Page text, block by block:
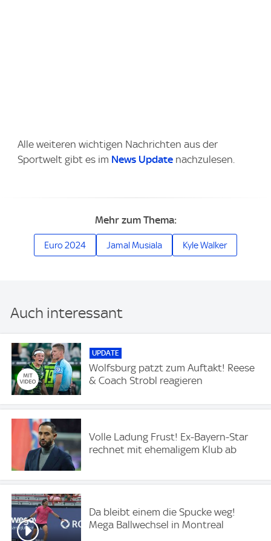
Alle weiteren wichtigen Nachrichten aus der
Sportwelt gibt es im News Update nachzulesen.
Mehr zum Thema:
Euro 2024 Jamal Musiala Kyle Walker
Auch interessant
UPDATE
Wolfsburg patzt zum Auftakt! Reese
& Coach Strobl reagieren
Volle Ladung Frust! Ex-Bayern-Star
rechnet mit ehemaligem Klub ab
Da bleibt einem die Spucke weg!
Mega Ballwechsel in Montreal